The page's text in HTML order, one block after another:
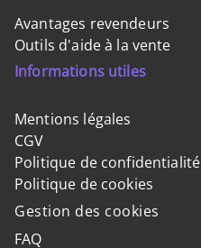
Avantages revendeurs
Outils d'aide à la vente
Informations utiles
Mentions légales
CGV
Politique de confidentialité
Politique de cookies
Gestion des cookies
FAQ